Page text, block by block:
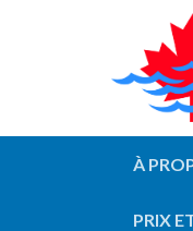
À
PRIX